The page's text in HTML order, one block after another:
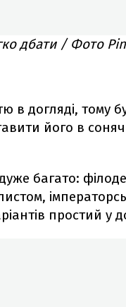
дбати / Фото
в догляді, тому
його в
багато:
простий у